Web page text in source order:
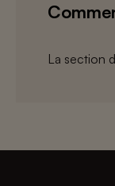
La section